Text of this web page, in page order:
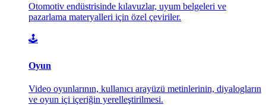
Otomotiv endüstrisinde kılavuzlar, uyum belgeleri ve
pazarlama materyalleri için özel çeviriler.
🕹️
Oyun
Video oyunlarının, kullanıcı arayüzü metinlerinin, diyalogların
ve oyun içi içeriğin yerelleştirilmesi.